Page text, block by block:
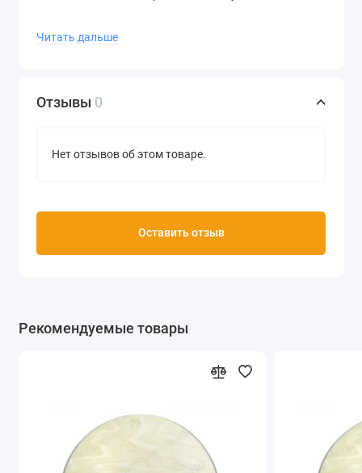
Читать дальше
Отзывы 0
Нет отзывов об этом товаре.
Оставить отзыв
Рекомендуемые товары